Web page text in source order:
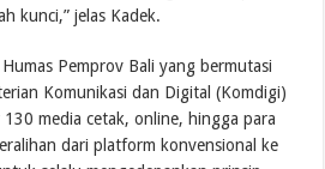
kunci,” jelas Kadek.
Pemprov Bali yang bermutasi
Komunikasi dan Digital (Komdigi)
media cetak, online, hingga para
dari platform konvensional ke